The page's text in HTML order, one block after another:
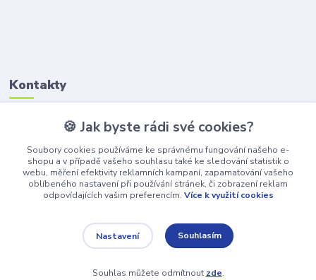
Kontakty
(Po-Pá, 8-16 hod.)
awepe@atelier-wepe.cz
Vytvořeno na Eshop-rychle.cz
🍪 Jak byste rádi své cookies?
Soubory cookies používáme ke správnému fungování našeho e-
shopu a v případě vašeho souhlasu také ke sledování statistik o
webu, měření efektivity reklamních kampaní, zapamatování vašeho
oblíbeného nastavení při používání stránek, či zobrazení reklam
odpovídajících vašim preferencím. Více k využití cookies
Nastavení Souhlasím
Souhlas můžete odmítnout zde.